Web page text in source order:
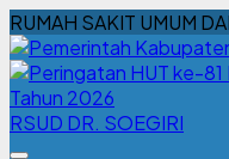
RUMAH SAKIT UMUM
RSUD DR. SOEGIRI